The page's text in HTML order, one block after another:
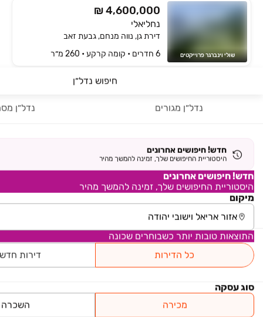
חיפוש נדל״ן
נדל״ן מגורים נדל״ן
חדש! חיפושים אחרונים
היסטוריית החיפושים שלך, זמינה להמשך מהיר
חדש! חיפושים אחרונים
היסטוריית החיפושים שלך, זמינה להמשך מהיר
מיקום
התוצאות טובות יותר כשבוחרים שכונה
כל הדירות
דירות
סוג עסקה
מכירה
השכרה
שולי וינברגר פרוייקטים
₪ 4,600,000
נחליאלי
דירת גן, נווה מנחם, גבעת זאב
6 חדרים • קומה ‎קרקע‏ • 260 מ״ר
ענבר
מרכז הנכסים שיווק נדל"ן
₪ 10,000
דירת גן
דירת גן, כפר אדומים
ליאור סירמה נדלן בע"מ
₪ 2,590,000
ענבר
6 חדרים • קומה ‎3‏ • 155 מ״ר